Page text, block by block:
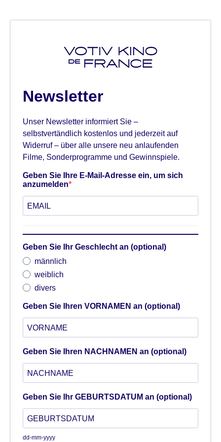
Newsletter
Unser Newsletter informiert Sie –
selbstvertändlich kostenlos und jederzeit auf
Widerruf – über alle unsere neu anlaufenden
Filme, Sonderprogramme und Gewinnspiele.
Geben Sie Ihre E-Mail-Adresse ein, um sich
anzumelden
Geben Sie Ihr Geschlecht an (optional)
männlich
weiblich
divers
Geben Sie Ihren VORNAMEN an (optional)
Geben Sie Ihren NACHNAMEN an (optional)
Geben Sie Ihr GEBURTSDATUM an (optional)
dd-mm-yyyy